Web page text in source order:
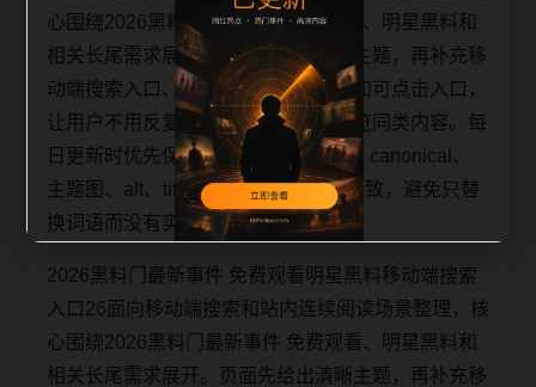
心围绕2026黑料门最新事件 免费观看、明星黑料和
相关长尾需求展开。页面先给出清晰主题，再补充移
动端搜索入口、摘要说明、图片语义和可点击入口，
让用户不用反复回到首页也能继续浏览同类内容。每
日更新时优先保证标题、description、canonical、
主题图、alt、title和正文关键词保持一致，避免只替
换词语而没有实际阅读价值。
2026黑料门最新事件 免费观看明星黑料移动端搜索
入口26面向移动端搜索和站内连续阅读场景整理，核
心围绕2026黑料门最新事件 免费观看、明星黑料和
相关长尾需求展开。页面先给出清晰主题，再补充移